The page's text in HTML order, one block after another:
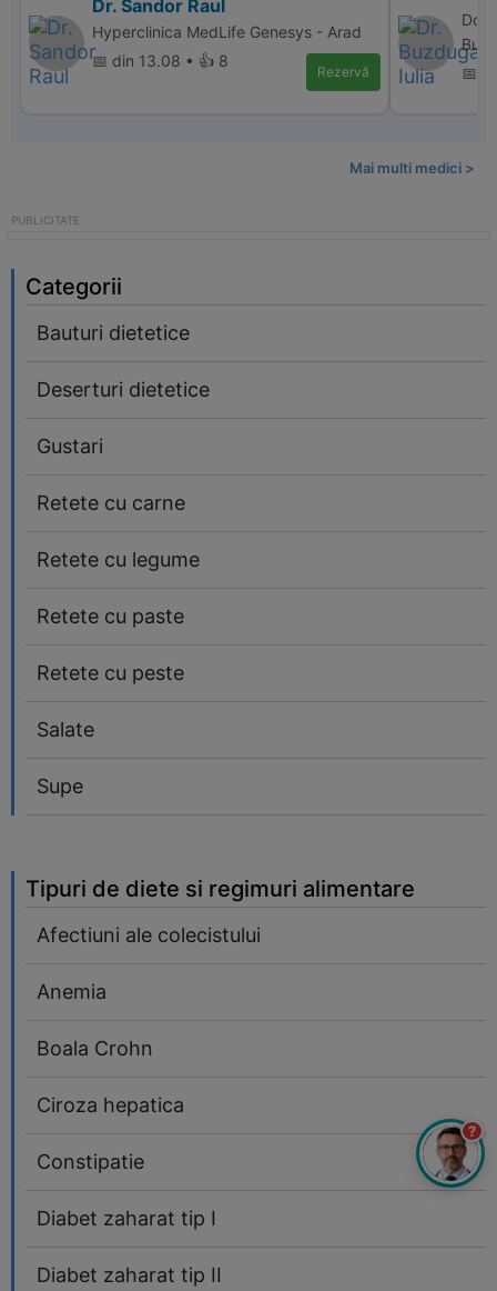
Dr. Sandor Raul
Hyperclinica MedLife Genesys - Arad
📅 din 13.08 • 👍 8
Rezervă
📅
Mai multi medici >
Categorii
Bauturi dietetice
Deserturi dietetice
Gustari
Retete cu carne
Retete cu legume
Retete cu paste
Retete cu peste
Salate
Supe
Tipuri de diete si regimuri alimentare
Afectiuni ale colecistului
Anemia
Boala Crohn
Ciroza hepatica
Constipatie
Diabet zaharat tip I
Diabet zaharat tip II
?